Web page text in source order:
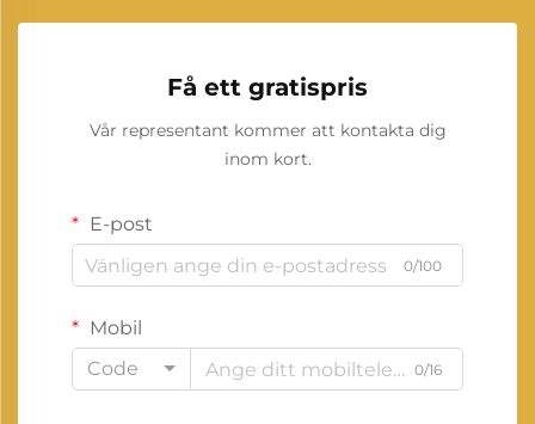
Få ett gratispris
Vår representant kommer att kontakta dig
inom kort.
E-post
0/100
Mobil
Code
0/16